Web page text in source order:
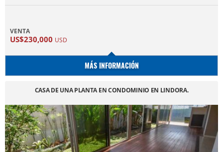
VENTA
US$230,000 USD
MÁS INFORMACIÓN
CASA DE UNA PLANTA EN CONDOMINIO EN LINDORA.